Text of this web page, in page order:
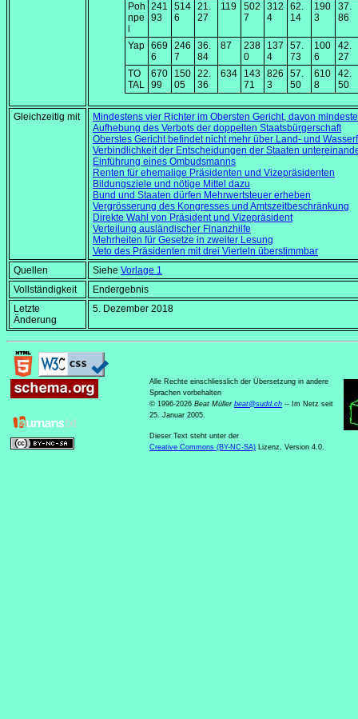
Poh
npe
i
241
93
514
6
21.
27
119
502
7
312
4
62.
14
190
3
37.
86
Yap 669
6
246
7
36.
84
87
238
0
137
4
57.
73
100
6
42.
27
TO
TAL
670
99
150
05
22.
36
634
143
71
826
3
57.
50
610
8
42.
50
Gleichzeitig mit
Mindestens vier Richter im Obersten Gericht, davon
Aufhebung des Verbots der doppelten Staatsbürgerschaft
Oberstes Gericht befindet nicht mehr über Land- und
Verbindlichkeit der Entscheidungen der Staaten
Einführung eines Ombudsmanns
Renten für ehemalige Präsidenten und Vizepräsidenten
Bildungsziele und nötige Mittel dazu
Bund und Staaten dürfen Mehrwertsteuer erheben
Vergrösserung des Kongresses und Amtszeitbeschränkung
Direkte Wahl von Präsident und Vizepräsident
Verteilung ausländischer Finanzhilfe
Mehrheiten für Gesetze in zweiter Lesung
Veto des Präsidenten mit drei Vierteln überstimmbar
Quellen
Siehe Vorlage 1
Vollständigkeit
Endergebnis
Letzte
Änderung
5. Dezember 2018
Alle Rechte einschliesslich der Übersetzung in andere
Sprachen vorbehalten
© 1996-2026 Beat Müller beat@sudd.ch -- Im Netz seit
25. Januar 2005.
Dieser Text steht unter der
Creative Commons (BY-NC-SA) Lizenz, Version 4.0.